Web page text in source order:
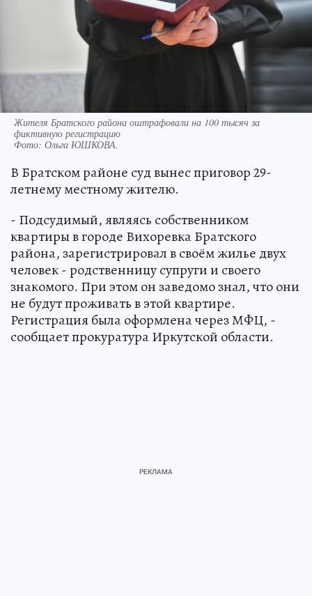
Жителя Братского района оштрафовали на 100 тысяч за
фиктивную регистрацию
Фото: Ольга ЮШКОВА.
В Братском районе суд вынес приговор 29-
летнему местному жителю.
- Подсудимый, являясь собственником
квартиры в городе Вихоревка Братского
района, зарегистрировал в своём жилье двух
человек - родственницу супруги и своего
знакомого. При этом он заведомо знал, что они
не будут проживать в этой квартире.
Регистрация была оформлена через МФЦ, -
сообщает прокуратура Иркутской области.